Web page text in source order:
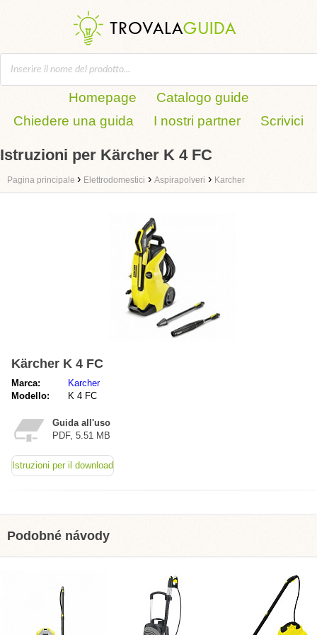
Homepage
Catalogo guide
Chiedere una guida
I nostri partner Scrivici
Istruzioni per Kärcher K 4 FC
Pagina principale › Elettrodomestici › Aspirapolveri › Karcher
Kärcher K 4 FC
Marca:
Karcher
Modello:
K 4 FC
Guida all'uso
PDF, 5.51 MB
Istruzioni per il download
Podobné návody